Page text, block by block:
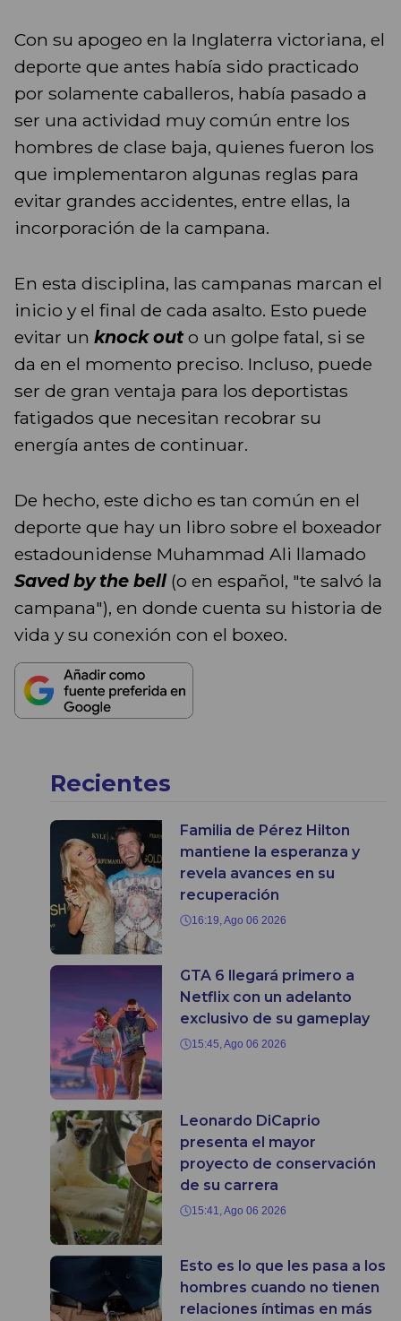
Con su apogeo en la Inglaterra victoriana, el
deporte que antes había sido practicado
por solamente caballeros, había pasado a
ser una actividad muy común entre los
hombres de clase baja, quienes fueron los
que implementaron algunas reglas para
evitar grandes accidentes, entre ellas, la
incorporación de la campana.
En esta disciplina, las campanas marcan el
inicio y el final de cada asalto. Esto puede
evitar un knock out o un golpe fatal, si se
da en el momento preciso. Incluso, puede
ser de gran ventaja para los deportistas
fatigados que necesitan recobrar su
energía antes de continuar.
De hecho, este dicho es tan común en el
deporte que hay un libro sobre el boxeador
estadounidense Muhammad Ali llamado
Saved by the bell (o en español, "te salvó la
campana"), en donde cuenta su historia de
vida y su conexión con el boxeo.
Recientes
Familia de Pérez Hilton
mantiene la esperanza y
revela avances en su
recuperación
16:19, Ago 06 2026
GTA 6 llegará primero a
Netflix con un adelanto
exclusivo de su gameplay
15:45, Ago 06 2026
Leonardo DiCaprio
presenta el mayor
proyecto de conservación
de su carrera
15:41, Ago 06 2026
Esto es lo que les pasa a los
hombres cuando no tienen
relaciones íntimas en más